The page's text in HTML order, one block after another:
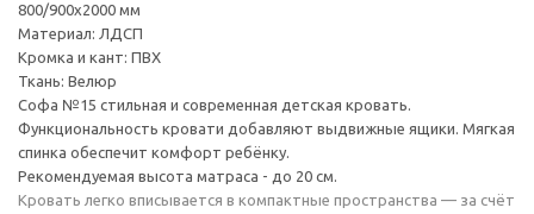
800/900х2000 мм
Материал: ЛДСП
Кромка и кант: ПВХ
Ткань: Велюр
Софа №15 стильная и современная детская кровать.
Функциональность кровати добавляют выдвижные ящики. Мягкая
спинка обеспечит комфорт ребёнку.
Рекомендуемая высота матраса - до 20 см.
Кровать легко вписывается в компактные пространства — за счёт